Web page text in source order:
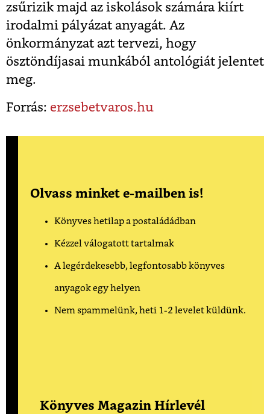
zsűrizik majd az iskolások számára kiírt
irodalmi pályázat anyagát. Az
önkormányzat azt tervezi, hogy
ösztöndíjasai munkából antológiát jelentet
meg.
Forrás: erzsebetvaros.hu
Olvass minket e-mailben is!
Könyves hetilap a postaládádban
Kézzel válogatott tartalmak
A legérdekesebb, legfontosabb könyves
anyagok egy helyen
Nem spammelünk, heti 1-2 levelet küldünk.
Könyves Magazin Hírlevél